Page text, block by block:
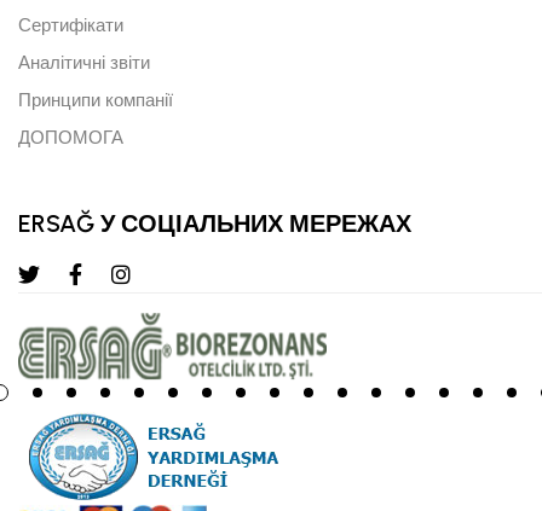
Сертифікати
Аналітичні звіти
Принципи компанії
ДОПОМОГА
ERSAĞ У СОЦІАЛЬНИХ МЕРЕЖАХ